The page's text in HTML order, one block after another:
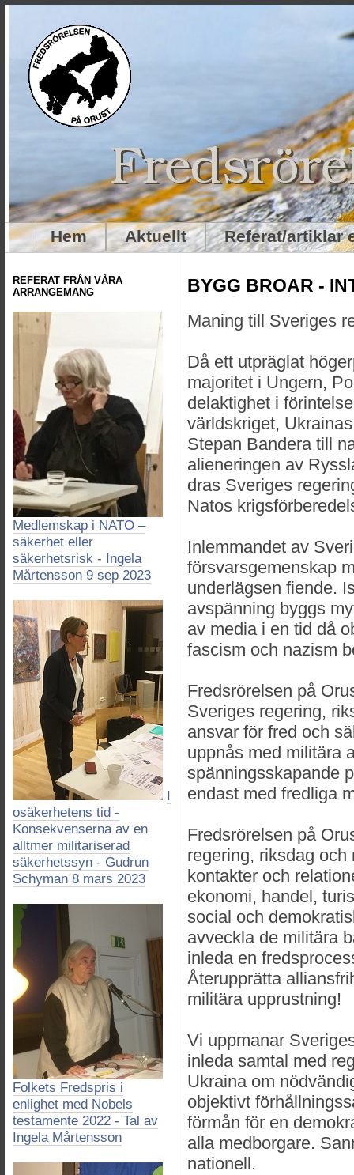
Hem Aktuellt Referat/
REFERAT FRÅN VÅRA
ARRANGEMANG
Medlemskap i NATO –
säkerhet eller
säkerhetsrisk - Ingela
Mårtensson 9 sep 2023
I
osäkerhetens tid -
Konsekvenserna av en
alltmer militariserad
säkerhetssyn - Gudrun
Schyman 8 mars 2023
Folkets Fredspris i
enlighet med Nobels
testamente 2022 - Tal av
Ingela Mårtensson
BYGG BROAR -
Maning till Sveriges
Då ett utpräglat
majoritet i Ungern,
delaktighet i
världskriget,
Stepan Bandera till
alieneringen av
dras Sveriges
Natos
Inlemmandet av
försvarsgemenskap
underlägsen fiende.
avspänning byggs
av media i en tid då
fascism och nazism
Fredsrörelsen på
Sveriges regering,
ansvar för fred och
uppnås med militära
spänningsskapande
endast med fredliga
Fredsrörelsen på
regering, riksdag
kontakter och
ekonomi, handel,
social och
avveckla de militära
inleda en
Återupprätta
militära upprustning!
Vi uppmanar
inleda samtal med
Ukraina om
objektivt
förmån för en
alla medborgare.
nationell.